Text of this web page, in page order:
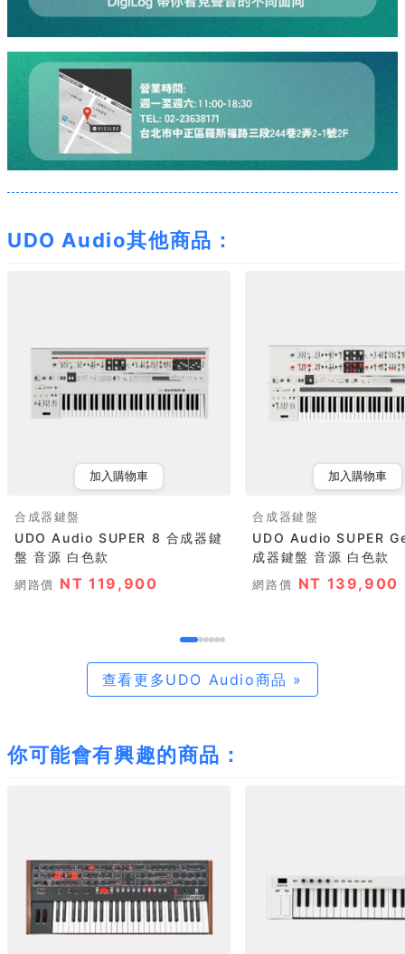
UDO Audio其他商品：
加入購物車
合成器鍵盤
UDO Audio SUPER 8 合成器鍵
盤 音源 白色款
網路價 NT 119,900
加入購物車
合成器鍵盤
UDO Audio SUPER
成器鍵盤 音源 白色款
網路價 NT 139,900
查看更多UDO Audio商品 »
你可能會有興趣的商品：